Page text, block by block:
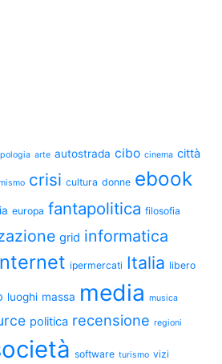
arte autostrada cibo cinema città
crisi cultura donne ebook
europa fantapolitica filosofia
grid informatica
ipermercati Italia libero
luoghi massa media musica
politica recensione regioni
software turismo vizi